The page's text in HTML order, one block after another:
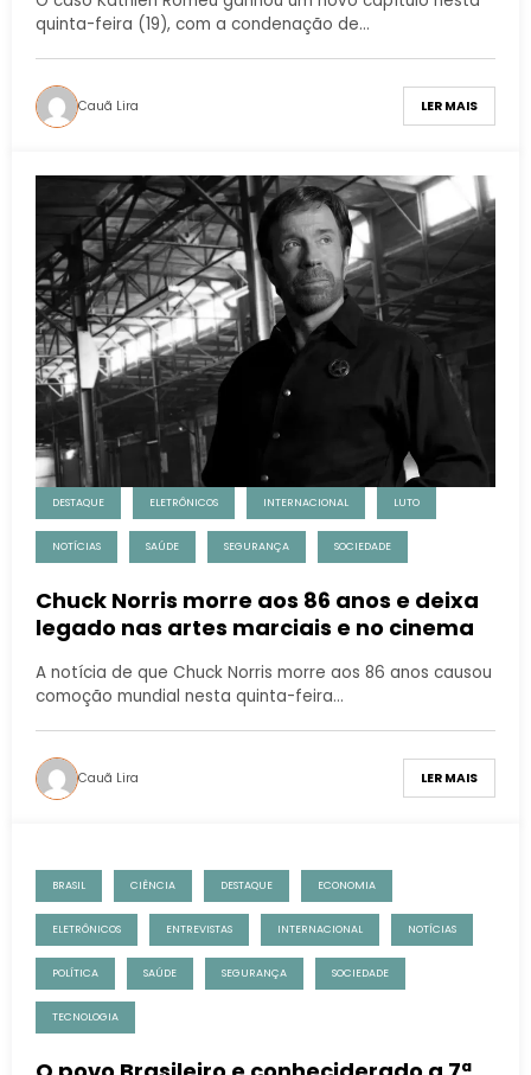
quinta-feira (19), com a condenação de…
Cauã Lira LER MAIS
DESTAQUE ELETRÔNICOS INTERNACIONAL LUTO
NOTÍCIAS SAÚDE SEGURANÇA SOCIEDADE
Chuck Norris morre aos 86 anos e deixa
legado nas artes marciais e no cinema
A notícia de que Chuck Norris morre aos 86 anos causou
comoção mundial nesta quinta-feira…
Cauã Lira LER MAIS
BRASIL CIÊNCIA DESTAQUE ECONOMIA
ELETRÔNICOS ENTREVISTAS INTERNACIONAL NOTÍCIAS
POLÍTICA SAÚDE SEGURANÇA SOCIEDADE
TECNOLOGIA